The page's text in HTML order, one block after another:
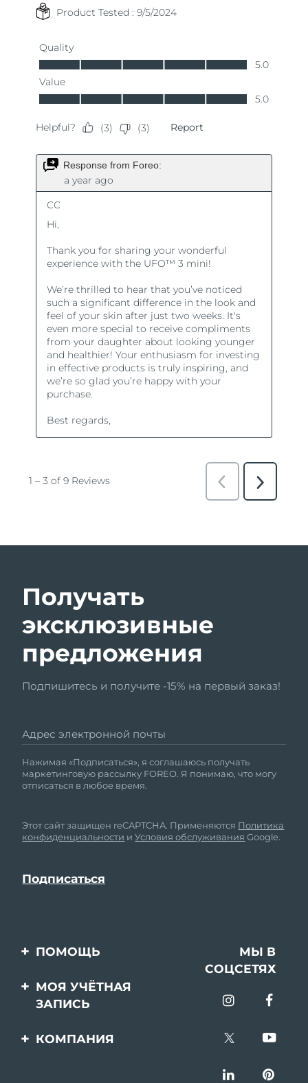
Получать
эксклюзивные
предложения
Подпишитесь и получите -15% на первый заказ!
Адрес электронной почты
Нажимая «Подписаться», я соглашаюсь получать
маркетинговую рассылку FOREO. Я понимаю, что могу
отписаться в любое время.
Этот сайт защищен reCAPTCHA. Применяются Политика
конфиденциальности иУсловия обслуживания Google.
ПОМОЩЬ
Свяжитесь с нами
Заказ и доставка
Гарантия и возврат
МЫ В
СОЦСЕТЯХ
МОЯ УЧЁТНАЯ
ЗАПИСЬ
Регистрация продукта
КОМПАНИЯ